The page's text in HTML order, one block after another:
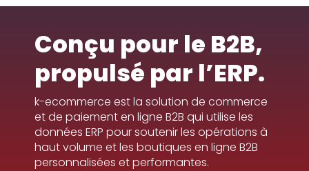
Conçu pour le B2B,
propulsé par l’ERP.
k-ecommerce est la solution de commerce
et de paiement en ligne B2B qui utilise les
données ERP pour soutenir les opérations à
haut volume et les boutiques en ligne B2B
personnalisées et performantes.